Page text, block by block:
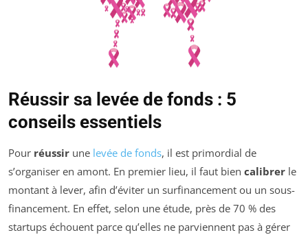
Réussir sa levée de fonds : 5
conseils essentiels
Pour réussir une levée de fonds, il est primordial de
s’organiser en amont. En premier lieu, il faut bien calibrer le
montant à lever, afin d’éviter un surfinancement ou un sous-
financement. En effet, selon une étude, près de 70 % des
startups échouent parce qu’elles ne parviennent pas à gérer